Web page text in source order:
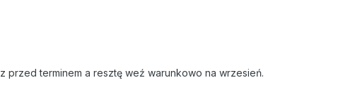
przed terminem a resztę weź warunkowo na wrzesień.